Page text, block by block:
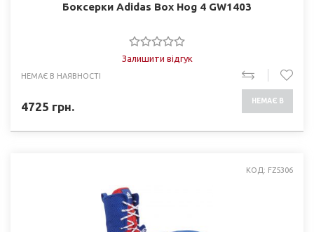
Боксерки Adidas Box Hog 4 GW1403
Залишити відгук
НЕМАЄ В НАЯВНОСТІ
4725 грн. НЕМАЄ В
КОД: FZ5306